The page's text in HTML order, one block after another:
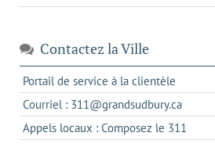
Contactez la Ville
Portail de service à la clientèle
dans
un
nouvel
Courriel : 311@grandsudbury.cas'ouvre
dans
votre
Appels locaux : Composez le 311
dans